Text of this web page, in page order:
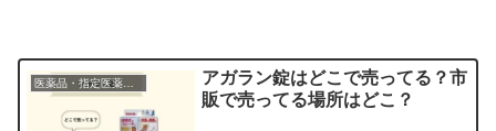
医薬品・指定医薬部外品
アガラン錠はどこで売ってる？市
販で売ってる場所はどこ？